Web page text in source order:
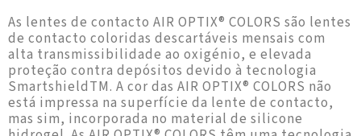
As lentes de contacto AIR OPTIX® COLORS são lentes
de contacto coloridas descartáveis mensais com
alta transmissibilidade ao oxigénio, e elevada
proteção contra depósitos devido à tecnologia
SmartshieldTM. A cor das AIR OPTIX® COLORS não
está impressa na superfície da lente de contacto,
mas sim, incorporada no material de silicone